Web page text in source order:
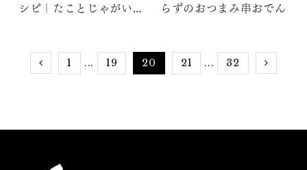
シピ｜たことじゃがいも
らずのおつまみ串おでん
1 ... 19 20 21 ... 32